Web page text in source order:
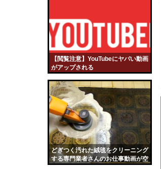
【閲覧注意】YouTubeにヤバい動画
がアップされる
どぎつく汚れた絨毯をクリーニング
する専門業者さんのお仕事動画が空